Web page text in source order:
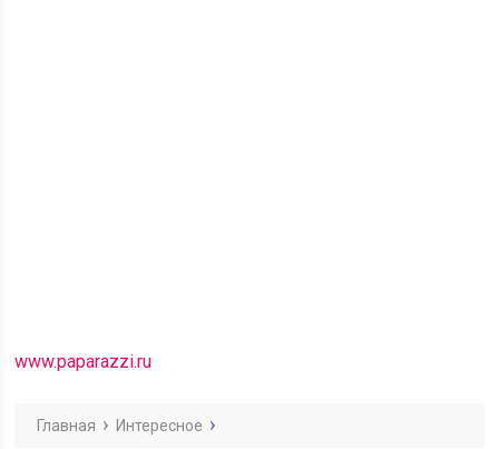
www.paparazzi.ru
Главная Интересное